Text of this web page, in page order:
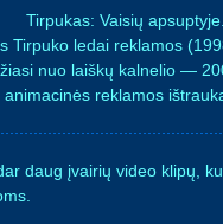
Tirpukas: Vaisių apsuptyje.
Tirpuko ledai reklamos
nuo laiškų kalnelio —
animacinės reklamos
daug įvairių video klipų,